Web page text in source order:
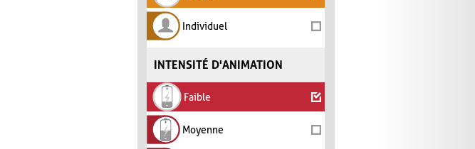
Individuel
INTENSITÉ D'ANIMATION
Faible
Moyenne